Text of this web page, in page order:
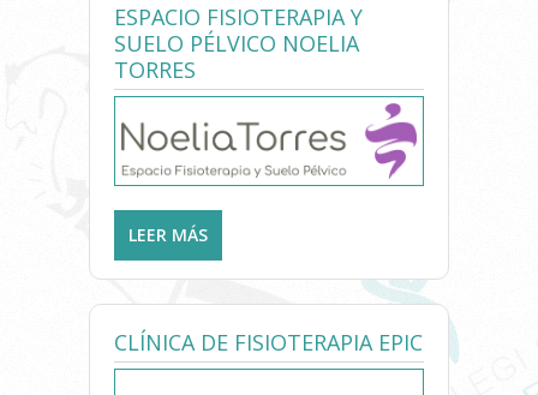
ESPACIO FISIOTERAPIA Y
SUELO PÉLVICO NOELIA
TORRES
LEER MÁS
Y SUELO PÉLVICO NOELIA
TORRES
CLÍNICA DE FISIOTERAPIA EPIC